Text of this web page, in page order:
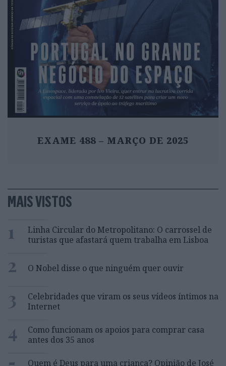
EXAME 488 – MARÇO DE 2025
MAIS VISTOS
1
Linha Circular do Metropolitano: O carrossel de
turistas que afastará quem trabalha em Lisboa
2 O Nobel disse o que ninguém quer ouvir
3
Celebridades que viram os seus vídeos íntimos na
Internet
4
Como funcionam os apoios para comprar casa
antes dos 35 anos
Quem é Deus para uma criança? Opinião de José